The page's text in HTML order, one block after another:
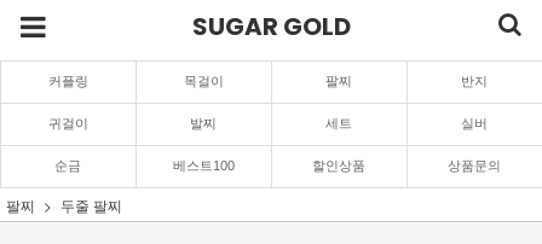
SUGAR GOLD
커플링 목걸이 팔찌 반지
귀걸이 발찌 세트 실버
순금 베스트100 할인상품 상품문의
팔찌 두줄 팔찌